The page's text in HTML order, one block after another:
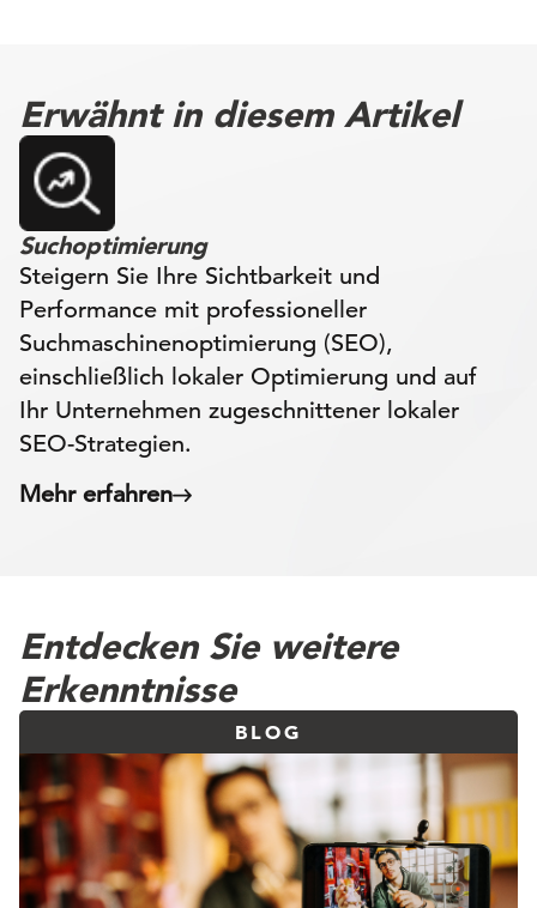
Erwähnt in diesem Artikel
Suchoptimierung
Steigern Sie Ihre Sichtbarkeit und
Performance mit professioneller
Suchmaschinenoptimierung (SEO),
einschließlich lokaler Optimierung und auf
Ihr Unternehmen zugeschnittener lokaler
SEO-Strategien.
Mehr erfahren
Entdecken Sie weitere
Erkenntnisse
BLOG